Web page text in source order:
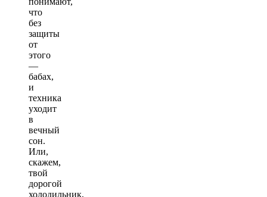
что
без
защиты
от
этого
—
бабах,
и
техника
уходит
в
вечный
сон.
Или,
скажем,
твой
дорогой
холодильник,